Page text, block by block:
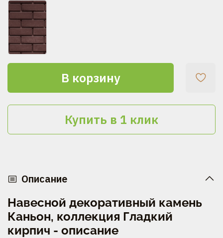
В корзину
Купить в 1 клик
Описание
Навесной декоративный камень
Каньон, коллекция Гладкий
кирпич - описание